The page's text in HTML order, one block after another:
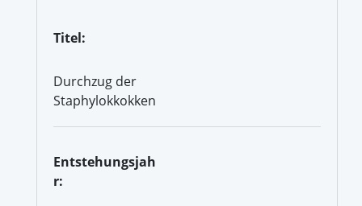
Titel:
Durchzug der
Staphylokkokken
Entstehungsjah
r: